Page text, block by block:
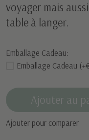
voyager mais
table à langer.
Emballage Cadeau:
Emballage Cadeau
Ajouter au
Ajouter pour comparer